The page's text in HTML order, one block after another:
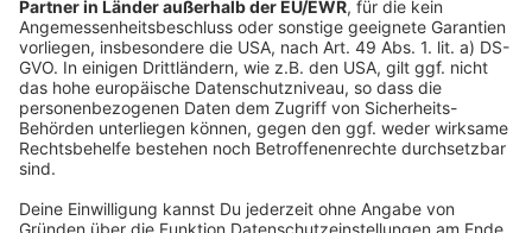
Im ostbelgischen Eupen sindam Rotenberg
Baumkronen auf geparkte Autos gefallen und haben
sie erheblich beschädigt.
Anzeige
©Stadt Aachen/Elisa Bresser